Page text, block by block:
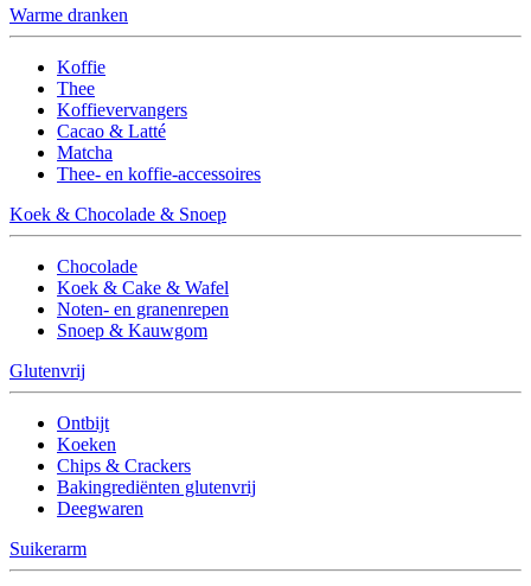
Warme dranken
Koffie
Thee
Koffievervangers
Cacao & Latté
Matcha
Thee- en koffie-accessoires
Koek & Chocolade & Snoep
Chocolade
Koek & Cake & Wafel
Noten- en granenrepen
Snoep & Kauwgom
Glutenvrij
Ontbijt
Koeken
Chips & Crackers
Bakingrediënten glutenvrij
Deegwaren
Suikerarm